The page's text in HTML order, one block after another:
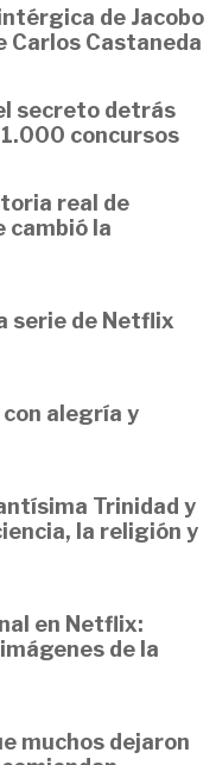
de Jacobo
Carlos Castaneda
secreto detrás
concursos
real de
cambió la
serie de Netflix
con alegría y
Trinidad y
la religión y
en Netflix:
de la
muchos dejaron